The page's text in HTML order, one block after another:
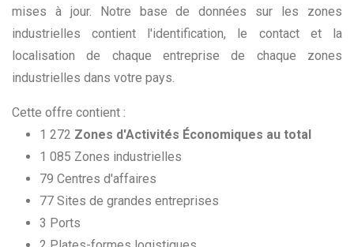
mises à jour. Notre base de données sur les zones
industrielles contient l'identification, le contact et la
localisation de chaque entreprise de chaque zones
industrielles dans votre pays.
Cette offre contient :
1 272 Zones d'Activités Économiques au total
1 085 Zones industrielles
79 Centres d'affaires
77 Sites de grandes entreprises
3 Ports